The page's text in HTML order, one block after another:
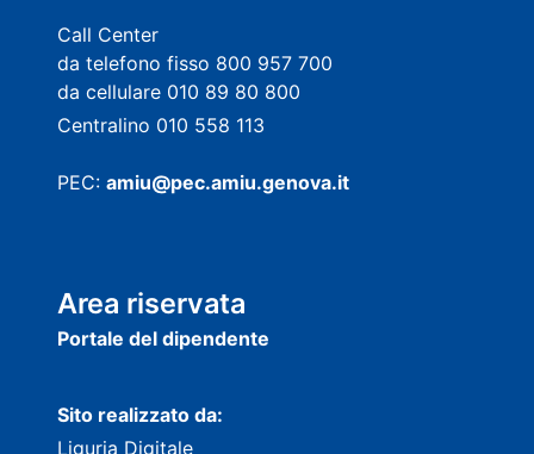
Call Center
da telefono fisso 800 957 700
da cellulare 010 89 80 800
Centralino 010 558 113
PEC: amiu@pec.amiu.genova.it
Area riservata
Portale del dipendente
Sito realizzato da:
Liguria Digitale